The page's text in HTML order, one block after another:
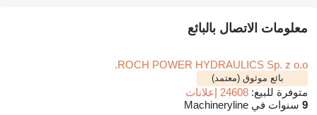
معلومات الاتصال بالبائع
ROCH POWER HYDRAULICS Sp. z o.o.
بائع موثوق (معتمد)
متوفرة للبيع: 24608 إعلانات
9 سنوات في Machineryline